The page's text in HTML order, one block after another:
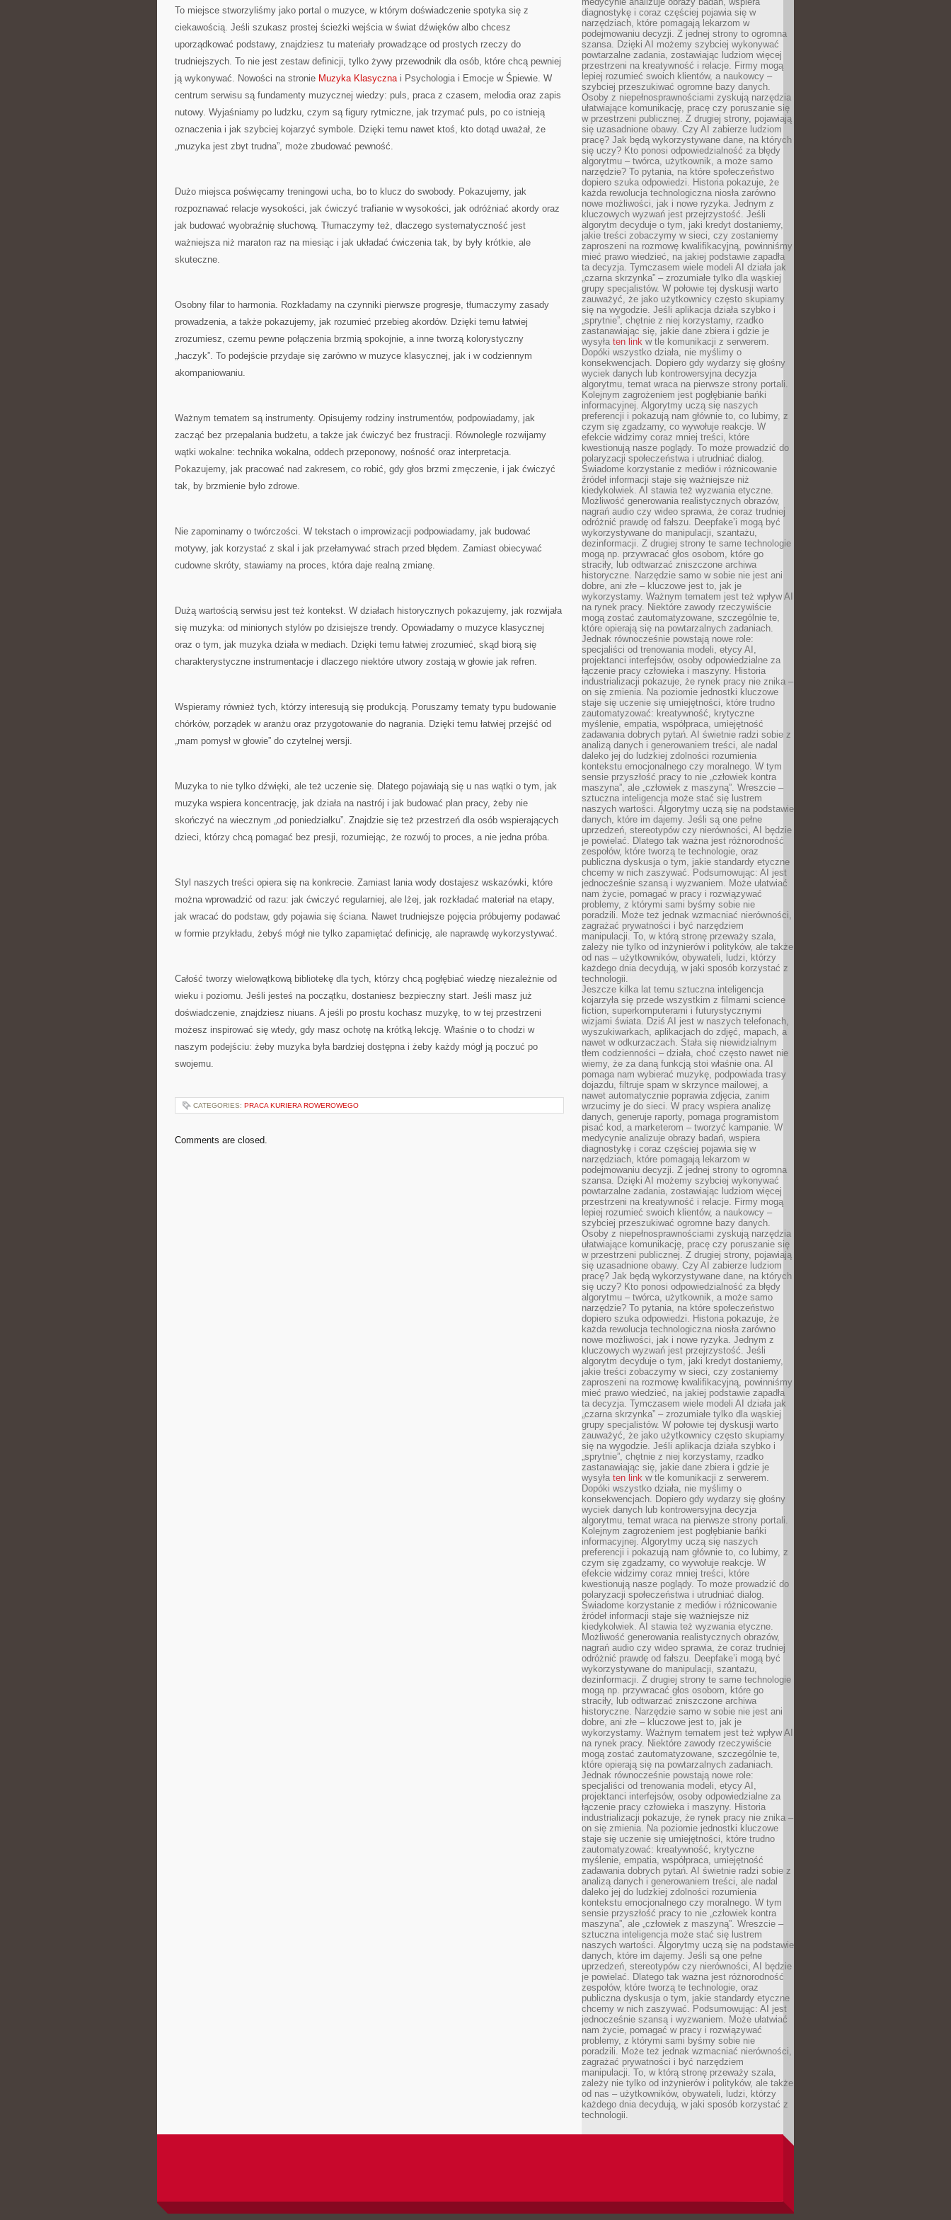
To miejsce stworzyliśmy jako portal o muzyce, w którym doświadczenie spotyka się z
ciekawością. Jeśli szukasz prostej ścieżki wejścia w świat dźwięków albo chcesz
uporządkować podstawy, znajdziesz tu materiały prowadzące od prostych rzeczy do
trudniejszych. To nie jest zestaw definicji, tylko żywy przewodnik dla osób, które chcą pewniej
ją wykonywać. Nowości na stronie Muzyka Klasycznai Psychologia i Emocje w Śpiewie. W
centrum serwisu są fundamenty muzycznej wiedzy: puls, praca z czasem, melodia oraz zapis
nutowy. Wyjaśniamy po ludzku, czym są figury rytmiczne, jak trzymać puls, po co istnieją
oznaczenia i jak szybciej kojarzyć symbole. Dzięki temu nawet ktoś, kto dotąd uważał, że
„muzyka jest zbyt trudna”, może zbudować pewność.
Dużo miejsca poświęcamy treningowi ucha, bo to klucz do swobody. Pokazujemy, jak
rozpoznawać relacje wysokości, jak ćwiczyć trafianie w wysokości, jak odróżniać akordy oraz
jak budować wyobraźnię słuchową. Tłumaczymy też, dlaczego systematyczność jest
ważniejsza niż maraton raz na miesiąc i jak układać ćwiczenia tak, by były krótkie, ale
skuteczne.
Osobny filar to harmonia. Rozkładamy na czynniki pierwsze progresje, tłumaczymy zasady
prowadzenia, a także pokazujemy, jak rozumieć przebieg akordów. Dzięki temu łatwiej
zrozumiesz, czemu pewne połączenia brzmią spokojnie, a inne tworzą kolorystyczny
„haczyk”. To podejście przydaje się zarówno w muzyce klasycznej, jak i w codziennym
akompaniowaniu.
Ważnym tematem są instrumenty. Opisujemy rodziny instrumentów, podpowiadamy, jak
zacząć bez przepalania budżetu, a także jak ćwiczyć bez frustracji. Równolegle rozwijamy
wątki wokalne: technika wokalna, oddech przeponowy, nośność oraz interpretacja.
Pokazujemy, jak pracować nad zakresem, co robić, gdy głos brzmi zmęczenie, i jak ćwiczyć
tak, by brzmienie było zdrowe.
Nie zapominamy o twórczości. W tekstach o improwizacji podpowiadamy, jak budować
motywy, jak korzystać z skal i jak przełamywać strach przed błędem. Zamiast obiecywać
cudowne skróty, stawiamy na proces, która daje realną zmianę.
Dużą wartością serwisu jest też kontekst. W działach historycznych pokazujemy, jak rozwijała
się muzyka: od minionych stylów po dzisiejsze trendy. Opowiadamy o muzyce klasycznej
oraz o tym, jak muzyka działa w mediach. Dzięki temu łatwiej zrozumieć, skąd biorą się
charakterystyczne instrumentacje i dlaczego niektóre utwory zostają w głowie jak refren.
Wspieramy również tych, którzy interesują się produkcją. Poruszamy tematy typu budowanie
chórków, porządek w aranżu oraz przygotowanie do nagrania. Dzięki temu łatwiej przejść od
„mam pomysł w głowie” do czytelnej wersji.
Muzyka to nie tylko dźwięki, ale też uczenie się. Dlatego pojawiają się u nas wątki o tym, jak
muzyka wspiera koncentrację, jak działa na nastrój i jak budować plan pracy, żeby nie
skończyć na wiecznym „od poniedziałku”. Znajdzie się też przestrzeń dla osób wspierających
dzieci, którzy chcą pomagać bez presji, rozumiejąc, że rozwój to proces, a nie jedna próba.
Styl naszych treści opiera się na konkrecie. Zamiast lania wody dostajesz wskazówki, które
można wprowadzić od razu: jak ćwiczyć regularniej, ale lżej, jak rozkładać materiał na etapy,
jak wracać do podstaw, gdy pojawia się ściana. Nawet trudniejsze pojęcia próbujemy podawać
w formie przykładu, żebyś mógł nie tylko zapamiętać definicję, ale naprawdę wykorzystywać.
Całość tworzy wielowątkową bibliotekę dla tych, którzy chcą pogłębiać wiedzę niezależnie od
wieku i poziomu. Jeśli jesteś na początku, dostaniesz bezpieczny start. Jeśli masz już
doświadczenie, znajdziesz niuans. A jeśli po prostu kochasz muzykę, to w tej przestrzeni
możesz inspirować się wtedy, gdy masz ochotę na krótką lekcję. Właśnie o to chodzi w
naszym podejściu: żeby muzyka była bardziej dostępna i żeby każdy mógł ją poczuć po
swojemu.
CATEGORIES: PRACA KURIERA ROWEROWEGO
Comments are closed.
diagnostykę i coraz częściej pojawia się w
narzędziach, które pomagają lekarzom w
podejmowaniu decyzji. Z jednej strony to ogromna
szansa. Dzięki AI możemy szybciej wykonywać
powtarzalne zadania, zostawiając ludziom więcej
przestrzeni na kreatywność i relacje. Firmy mogą
lepiej rozumieć swoich klientów, a naukowcy –
szybciej przeszukiwać ogromne bazy danych.
Osoby z niepełnosprawnościami zyskują narzędzia
ułatwiające komunikację, pracę czy poruszanie się
w przestrzeni publicznej. Z drugiej strony, pojawiają
się uzasadnione obawy. Czy AI zabierze ludziom
pracę? Jak będą wykorzystywane dane, na których
się uczy? Kto ponosi odpowiedzialność za błędy
algorytmu – twórca, użytkownik, a może samo
narzędzie? To pytania, na które społeczeństwo
dopiero szuka odpowiedzi. Historia pokazuje, że
każda rewolucja technologiczna niosła zarówno
nowe możliwości, jak i nowe ryzyka. Jednym z
kluczowych wyzwań jest przejrzystość. Jeśli
algorytm decyduje o tym, jaki kredyt dostaniemy,
jakie treści zobaczymy w sieci, czy zostaniemy
zaproszeni na rozmowę kwalifikacyjną, powinniśmy
mieć prawo wiedzieć, na jakiej podstawie zapadła
ta decyzja. Tymczasem wiele modeli AI działa jak
„czarna skrzynka” – zrozumiałe tylko dla wąskiej
grupy specjalistów. W połowie tej dyskusji warto
zauważyć, że jako użytkownicy często skupiamy
się na wygodzie. Jeśli aplikacja działa szybko i
„sprytnie”, chętnie z niej korzystamy, rzadko
zastanawiając się, jakie dane zbiera i gdzie je
wysyła ten link w tle komunikacji z serwerem.
Dopóki wszystko działa, nie myślimy o
konsekwencjach. Dopiero gdy wydarzy się głośny
wyciek danych lub kontrowersyjna decyzja
algorytmu, temat wraca na pierwsze strony portali.
Kolejnym zagrożeniem jest pogłębianie bańki
informacyjnej. Algorytmy uczą się naszych
preferencji i pokazują nam głównie to, co lubimy, z
czym się zgadzamy, co wywołuje reakcje. W
efekcie widzimy coraz mniej treści, które
kwestionują nasze poglądy. To może prowadzić do
polaryzacji społeczeństwa i utrudniać dialog.
Świadome korzystanie z mediów i różnicowanie
źródeł informacji staje się ważniejsze niż
kiedykolwiek. AI stawia też wyzwania etyczne.
Możliwość generowania realistycznych obrazów,
nagrań audio czy wideo sprawia, że coraz trudniej
odróżnić prawdę od fałszu. Deepfake’i mogą być
wykorzystywane do manipulacji, szantażu,
dezinformacji. Z drugiej strony te same technologie
mogą np. przywracać głos osobom, które go
straciły, lub odtwarzać zniszczone archiwa
historyczne. Narzędzie samo w sobie nie jest ani
dobre, ani złe – kluczowe jest to, jak je
wykorzystamy. Ważnym tematem jest też wpływ AI
na rynek pracy. Niektóre zawody rzeczywiście
mogą zostać zautomatyzowane, szczególnie te,
które opierają się na powtarzalnych zadaniach.
Jednak równocześnie powstają nowe role:
specjaliści od trenowania modeli, etycy AI,
projektanci interfejsów, osoby odpowiedzialne za
łączenie pracy człowieka i maszyny. Historia
industrializacji pokazuje, że rynek pracy nie znika –
on się zmienia. Na poziomie jednostki kluczowe
staje się uczenie się umiejętności, które trudno
zautomatyzować: kreatywność, krytyczne
myślenie, empatia, współpraca, umiejętność
zadawania dobrych pytań. AI świetnie radzi sobie z
analizą danych i generowaniem treści, ale nadal
daleko jej do ludzkiej zdolności rozumienia
kontekstu emocjonalnego czy moralnego. W tym
sensie przyszłość pracy to nie „człowiek kontra
maszyna”, ale „człowiek z maszyną”. Wreszcie –
sztuczna inteligencja może stać się lustrem
naszych wartości. Algorytmy uczą się na podstawie
danych, które im dajemy. Jeśli są one pełne
uprzedzeń, stereotypów czy nierówności, AI będzie
je powielać. Dlatego tak ważna jest różnorodność
zespołów, które tworzą te technologie, oraz
publiczna dyskusja o tym, jakie standardy etyczne
chcemy w nich zaszywać. Podsumowując: AI jest
jednocześnie szansą i wyzwaniem. Może ułatwiać
nam życie, pomagać w pracy i rozwiązywać
problemy, z którymi sami byśmy sobie nie
poradzili. Może też jednak wzmacniać nierówności,
zagrażać prywatności i być narzędziem
manipulacji. To, w którą stronę przeważy szala,
zależy nie tylko od inżynierów i polityków, ale także
od nas – użytkowników, obywateli, ludzi, którzy
każdego dnia decydują, w jaki sposób korzystać z
technologii.
Jeszcze kilka lat temu sztuczna inteligencja
kojarzyła się przede wszystkim z filmami science
fiction, superkomputerami i futurystycznymi
wizjami świata. Dziś AI jest w naszych telefonach,
wyszukiwarkach, aplikacjach do zdjęć, mapach, a
nawet w odkurzaczach. Stała się niewidzialnym
tłem codzienności – działa, choć często nawet nie
wiemy, że za daną funkcją stoi właśnie ona. AI
pomaga nam wybierać muzykę, podpowiada trasy
dojazdu, filtruje spam w skrzynce mailowej, a
nawet automatycznie poprawia zdjęcia, zanim
wrzucimy je do sieci. W pracy wspiera analizę
danych, generuje raporty, pomaga programistom
pisać kod, a marketerom – tworzyć kampanie. W
medycynie analizuje obrazy badań, wspiera
diagnostykę i coraz częściej pojawia się w
narzędziach, które pomagają lekarzom w
podejmowaniu decyzji. Z jednej strony to ogromna
szansa. Dzięki AI możemy szybciej wykonywać
powtarzalne zadania, zostawiając ludziom więcej
przestrzeni na kreatywność i relacje. Firmy mogą
lepiej rozumieć swoich klientów, a naukowcy –
szybciej przeszukiwać ogromne bazy danych.
Osoby z niepełnosprawnościami zyskują narzędzia
ułatwiające komunikację, pracę czy poruszanie się
w przestrzeni publicznej. Z drugiej strony, pojawiają
się uzasadnione obawy. Czy AI zabierze ludziom
pracę? Jak będą wykorzystywane dane, na których
się uczy? Kto ponosi odpowiedzialność za błędy
algorytmu – twórca, użytkownik, a może samo
narzędzie? To pytania, na które społeczeństwo
dopiero szuka odpowiedzi. Historia pokazuje, że
każda rewolucja technologiczna niosła zarówno
nowe możliwości, jak i nowe ryzyka. Jednym z
kluczowych wyzwań jest przejrzystość. Jeśli
algorytm decyduje o tym, jaki kredyt dostaniemy,
jakie treści zobaczymy w sieci, czy zostaniemy
zaproszeni na rozmowę kwalifikacyjną, powinniśmy
mieć prawo wiedzieć, na jakiej podstawie zapadła
ta decyzja. Tymczasem wiele modeli AI działa jak
„czarna skrzynka” – zrozumiałe tylko dla wąskiej
grupy specjalistów. W połowie tej dyskusji warto
zauważyć, że jako użytkownicy często skupiamy
się na wygodzie. Jeśli aplikacja działa szybko i
„sprytnie”, chętnie z niej korzystamy, rzadko
zastanawiając się, jakie dane zbiera i gdzie je
wysyła ten link w tle komunikacji z serwerem.
Dopóki wszystko działa, nie myślimy o
konsekwencjach. Dopiero gdy wydarzy się głośny
wyciek danych lub kontrowersyjna decyzja
algorytmu, temat wraca na pierwsze strony portali.
Kolejnym zagrożeniem jest pogłębianie bańki
informacyjnej. Algorytmy uczą się naszych
preferencji i pokazują nam głównie to, co lubimy, z
czym się zgadzamy, co wywołuje reakcje. W
efekcie widzimy coraz mniej treści, które
kwestionują nasze poglądy. To może prowadzić do
polaryzacji społeczeństwa i utrudniać dialog.
Świadome korzystanie z mediów i różnicowanie
źródeł informacji staje się ważniejsze niż
kiedykolwiek. AI stawia też wyzwania etyczne.
Możliwość generowania realistycznych obrazów,
nagrań audio czy wideo sprawia, że coraz trudniej
odróżnić prawdę od fałszu. Deepfake’i mogą być
wykorzystywane do manipulacji, szantażu,
dezinformacji. Z drugiej strony te same technologie
mogą np. przywracać głos osobom, które go
straciły, lub odtwarzać zniszczone archiwa
historyczne. Narzędzie samo w sobie nie jest ani
dobre, ani złe – kluczowe jest to, jak je
wykorzystamy. Ważnym tematem jest też wpływ AI
na rynek pracy. Niektóre zawody rzeczywiście
mogą zostać zautomatyzowane, szczególnie te,
które opierają się na powtarzalnych zadaniach.
Jednak równocześnie powstają nowe role:
specjaliści od trenowania modeli, etycy AI,
projektanci interfejsów, osoby odpowiedzialne za
łączenie pracy człowieka i maszyny. Historia
industrializacji pokazuje, że rynek pracy nie znika –
on się zmienia. Na poziomie jednostki kluczowe
staje się uczenie się umiejętności, które trudno
zautomatyzować: kreatywność, krytyczne
myślenie, empatia, współpraca, umiejętność
zadawania dobrych pytań. AI świetnie radzi sobie z
analizą danych i generowaniem treści, ale nadal
daleko jej do ludzkiej zdolności rozumienia
kontekstu emocjonalnego czy moralnego. W tym
sensie przyszłość pracy to nie „człowiek kontra
maszyna”, ale „człowiek z maszyną”. Wreszcie –
sztuczna inteligencja może stać się lustrem
naszych wartości. Algorytmy uczą się na podstawie
danych, które im dajemy. Jeśli są one pełne
uprzedzeń, stereotypów czy nierówności, AI będzie
je powielać. Dlatego tak ważna jest różnorodność
zespołów, które tworzą te technologie, oraz
publiczna dyskusja o tym, jakie standardy etyczne
chcemy w nich zaszywać. Podsumowując: AI jest
jednocześnie szansą i wyzwaniem. Może ułatwiać
nam życie, pomagać w pracy i rozwiązywać
problemy, z którymi sami byśmy sobie nie
poradzili. Może też jednak wzmacniać nierówności,
zagrażać prywatności i być narzędziem
manipulacji. To, w którą stronę przeważy szala,
zależy nie tylko od inżynierów i polityków, ale także
od nas – użytkowników, obywateli, ludzi, którzy
każdego dnia decydują, w jaki sposób korzystać z
technologii.